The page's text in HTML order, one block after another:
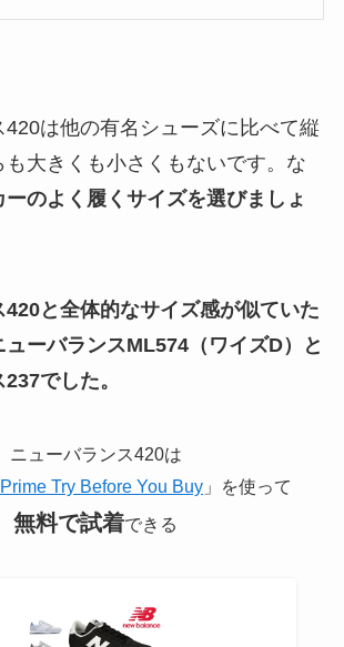
420は他の有名シューズに比べて縦
大きくも小さくもないです。な
ーのよく履くサイズを選びましょ
420と全体的なサイズ感が似ていた
ーバランスML574（ワイズD）と
でした。
ニューバランス420は
Prime Try Before You Buy 」を使って
無料で試着できる